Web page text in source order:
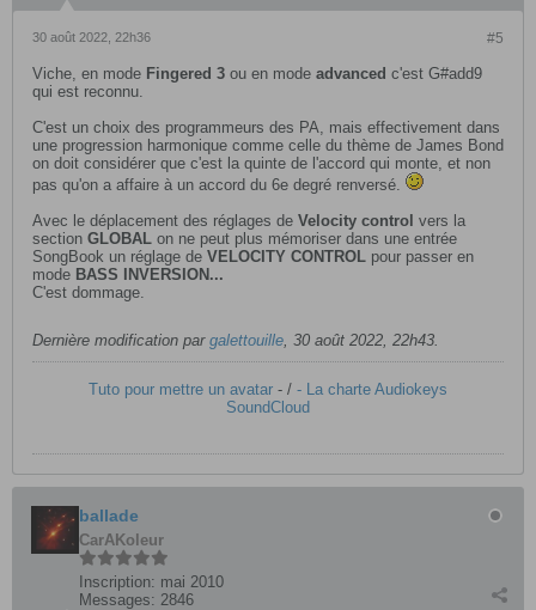
#5
30 août 2022, 22h36
Viche, en mode Fingered 3 ou en mode advanced c'est G#add9
qui est reconnu.
C'est un choix des programmeurs des PA, mais effectivement dans
une progression harmonique comme celle du thème de James Bond
on doit considérer que c'est la quinte de l'accord qui monte, et non
pas qu'on a affaire à un accord du 6e degré renversé.
Avec le déplacement des réglages de Velocity control vers la
section GLOBAL on ne peut plus mémoriser dans une entrée
SongBook un réglage de VELOCITY CONTROL pour passer en
mode BASS INVERSION...
C'est dommage.
Dernière modification par galettouille, 30 août 2022, 22h43.
Tuto pour mettre un avatar - / - La charte Audiokeys
SoundCloud
ballade
CarAKoleur
Inscription: mai 2010
Messages: 2846